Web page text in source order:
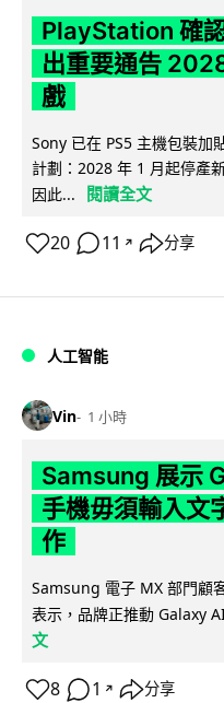
PlayStation 確
出重要通告
戲
Sony 已在 PS5 主機包裝加
計劃：2028 年 1 月起停產
因此...
閱讀全文
20 11 ↗ 分享
人工智能
Vin 1 小時
Samsung 展示
手機毋須輸入文
作
Samsung 電子 MX 部門顧
表示，品牌正推動 Galaxy
文
8 1 ↗ 分享